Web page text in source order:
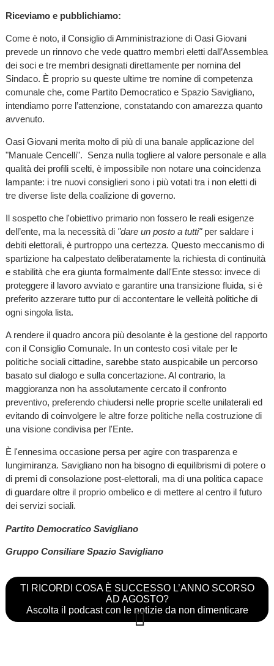
Riceviamo e pubblichiamo:
Come è noto, il Consiglio di Amministrazione di Oasi Giovani
prevede un rinnovo che vede quattro membri eletti dall’Assemblea
dei soci e tre membri designati direttamente per nomina del
Sindaco. È proprio su queste ultime tre nomine di competenza
comunale che, come Partito Democratico e Spazio Savigliano,
intendiamo porre l’attenzione, constatando con amarezza quanto
avvenuto.
Oasi Giovani merita molto di più di una banale applicazione del
"Manuale Cencelli". Senza nulla togliere al valore personale e alla
qualità dei profili scelti, è impossibile non notare una coincidenza
lampante: i tre nuovi consiglieri sono i più votati tra i non eletti di
tre diverse liste della coalizione di governo.
Il sospetto che l'obiettivo primario non fossero le reali esigenze
dell’ente, ma la necessità di "dare un posto a tutti" per saldare i
debiti elettorali, è purtroppo una certezza. Questo meccanismo di
spartizione ha calpestato deliberatamente la richiesta di continuità
e stabilità che era giunta formalmente dall'Ente stesso: invece di
proteggere il lavoro avviato e garantire una transizione fluida, si è
preferito azzerare tutto pur di accontentare le velleità politiche di
ogni singola lista.
A rendere il quadro ancora più desolante è la gestione del rapporto
con il Consiglio Comunale. In un contesto così vitale per le
politiche sociali cittadine, sarebbe stato auspicabile un percorso
basato sul dialogo e sulla concertazione. Al contrario, la
maggioranza non ha assolutamente cercato il confronto
preventivo, preferendo chiudersi nelle proprie scelte unilaterali ed
evitando di coinvolgere le altre forze politiche nella costruzione di
una visione condivisa per l'Ente.
È l'ennesima occasione persa per agire con trasparenza e
lungimiranza. Savigliano non ha bisogno di equilibrismi di potere o
di premi di consolazione post-elettorali, ma di una politica capace
di guardare oltre il proprio ombelico e di mettere al centro il futuro
dei servizi sociali.
Partito Democratico Savigliano
Gruppo Consiliare Spazio Savigliano
TI RICORDI COSA È SUCCESSO L’ANNO SCORSO
AD AGOSTO?
Ascolta il podcast con le notizie da non dimenticare